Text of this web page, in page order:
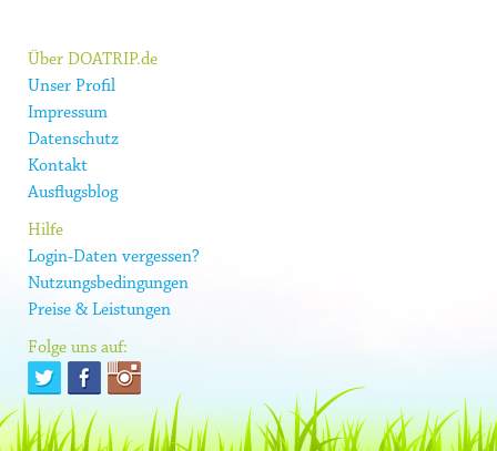
Über DOATRIP.de
Unser Profil
Impressum
Datenschutz
Kontakt
Ausflugsblog
Hilfe
Login-Daten vergessen?
Nutzungsbedingungen
Preise & Leistungen
Folge uns auf: